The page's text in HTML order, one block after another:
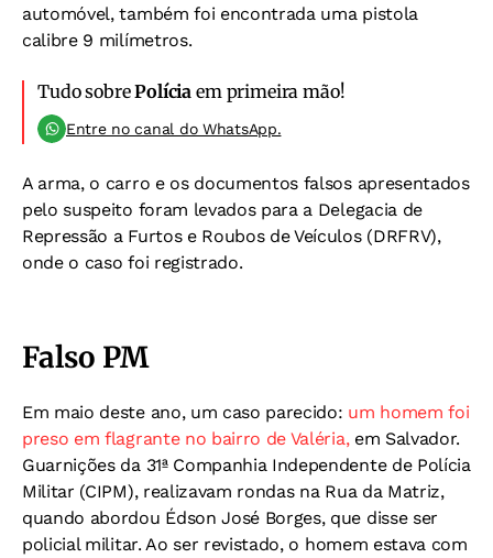
automóvel, também foi encontrada uma pistola
calibre 9 milímetros.
Tudo sobrePolícia em primeira mão!
Entre no canal do WhatsApp.
A arma, o carro e os documentos falsos apresentados
pelo suspeito foram levados para a Delegacia de
Repressão a Furtos e Roubos de Veículos (DRFRV),
onde o caso foi registrado.
Falso PM
Em maio deste ano, um caso parecido: um homem foi
preso em flagrante no bairro de Valéria,em Salvador.
Guarnições da 31ª Companhia Independente de Polícia
Militar (CIPM), realizavam rondas na Rua da Matriz,
quando abordou Édson José Borges, que disse ser
policial militar. Ao ser revistado, o homem estava com